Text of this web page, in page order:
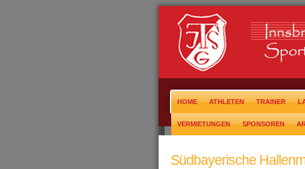
HOME ATHLETEN TRAINER
VERMIETUNGEN SPONSOREN
Südbayerische